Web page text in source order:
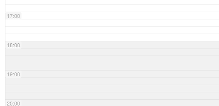
17:00
18:00
19:00
20:00